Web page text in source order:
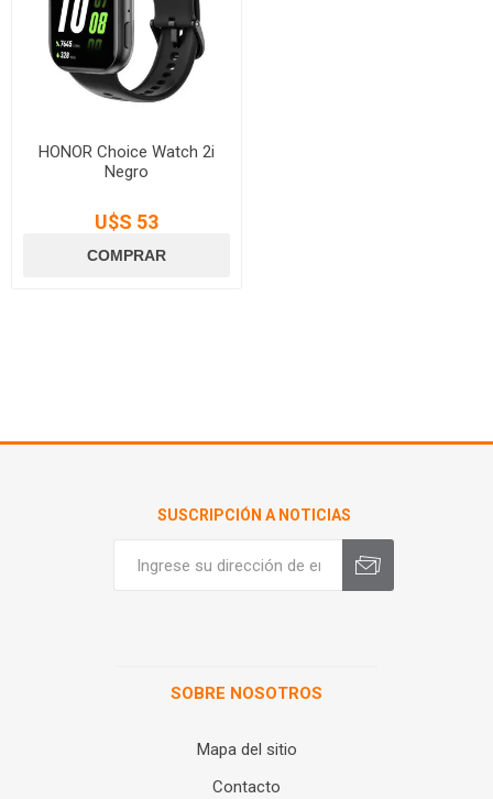
HONOR Choice Watch 2i
Negro
U$S 53
SUSCRIPCIÓN A NOTICIAS
SOBRE NOSOTROS
Mapa del sitio
Contacto